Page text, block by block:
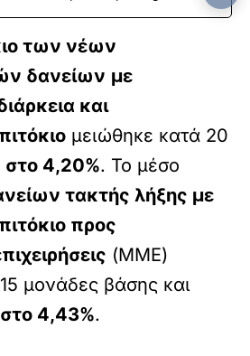
των νέων
δανείων με
και
μειώθηκε κατά 20
στο 4,20%. Το μέσο
τακτής λήξης με
προς
(ΜΜΕ)
μονάδες βάσης και
στο 4,43%.